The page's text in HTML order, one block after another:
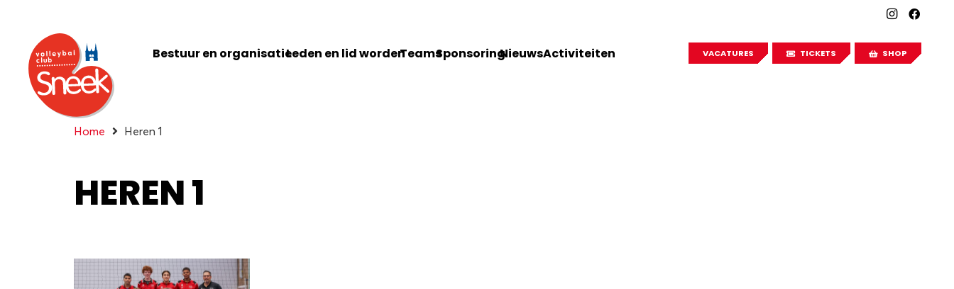
Bestuur en organisatieLeden en lid wordenTeamsSponsoringNieuwsActiviteiten VACATURES TICKETS SHOP
Home Heren 1
HEREN 1